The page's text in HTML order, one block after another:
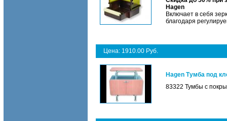
Hagen
Включает в себя
благодаря
Цена: 1910.00 Руб.
Hagen Тумба под
83322 Тумбы с